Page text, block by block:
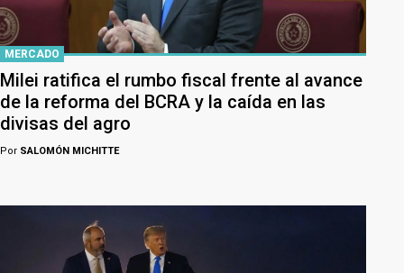
MERCADO
Milei ratifica el rumbo fiscal frente al avance
de la reforma del BCRA y la caída en las
divisas del agro
Por SALOMÓN MICHITTE